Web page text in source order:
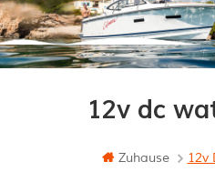
12v dc
Zuhause 12v